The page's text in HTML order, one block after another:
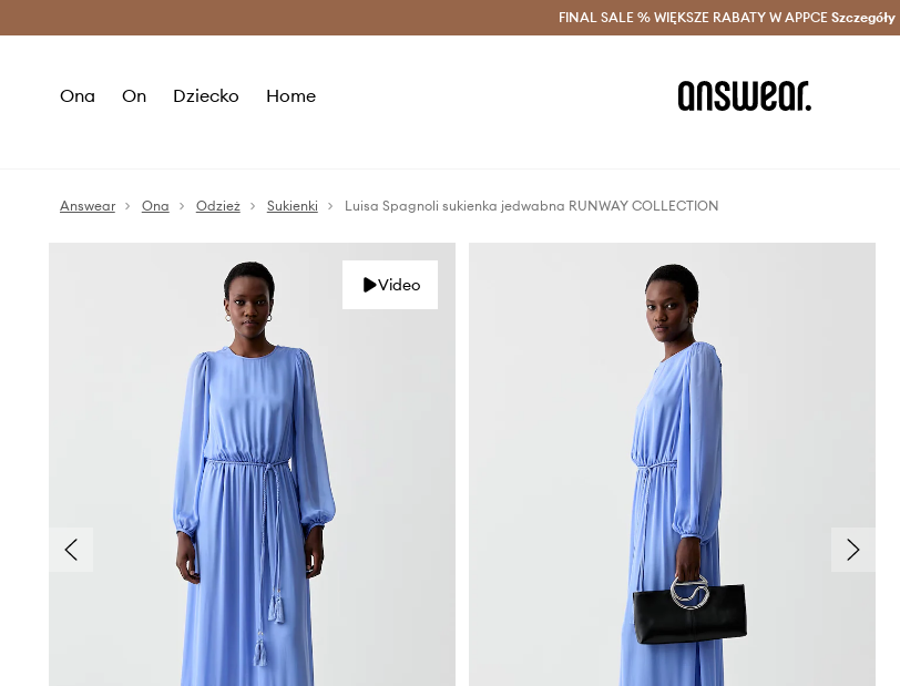
Oszczędzaj z Answear Club > Dostawa nawet w 24h >
FINAL SALE % WIĘKSZE RABATY W APPCE Szczegóły
Ona On Dziecko Home
Answear Ona Odzież Sukienki Luisa Spagnoli sukienka jedwabna RUNWAY COLLECTION
Video